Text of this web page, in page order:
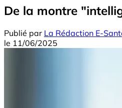
De la montre
Publié par La Rédaction E-
le 11/06/2025